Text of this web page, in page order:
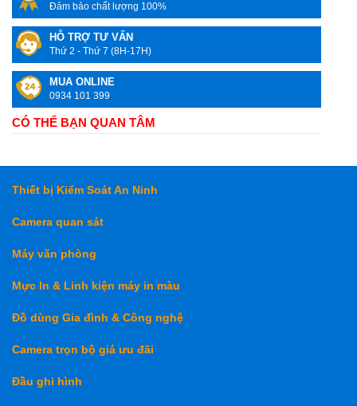
Đảm bảo chất lượng 100%
HỖ TRỢ TƯ VẤN
Thứ 2 - Thứ 7 (8H-17H)
MUA ONLINE
0934 101 399
CÓ THỂ BẠN QUAN TÂM
Thiết bị Kiểm Soát An Ninh
Camera quan sát
Máy văn phòng
Mực In & Linh kiện máy in màu
Đồ dùng Gia đình & Công nghệ
Camera trọn bộ giá ưu đãi
Đầu ghi hình